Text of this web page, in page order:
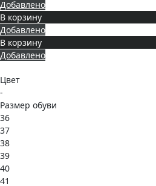
Добавлено
В корзину
Добавлено
В корзину
Добавлено
Цвет
-
Размер обуви
36
37
38
39
40
41